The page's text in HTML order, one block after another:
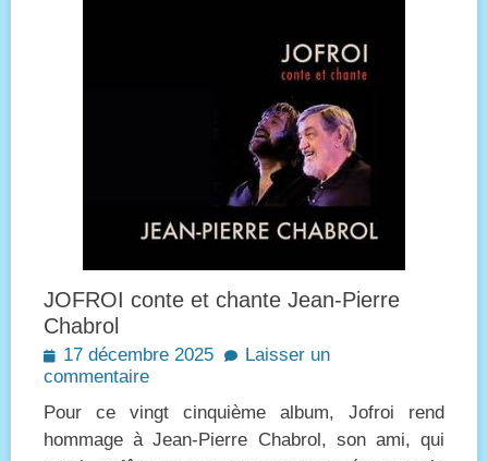
JOFROI conte et chante Jean-Pierre
Chabrol
Posted
on
17 décembre 2025
Laisser un
commentaire
Pour ce vingt cinquième album, Jofroi rend
hommage à Jean-Pierre Chabrol, son ami, qui